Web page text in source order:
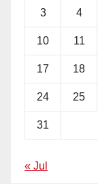
3 4
10 11
17 18
24 25
31
« Jul